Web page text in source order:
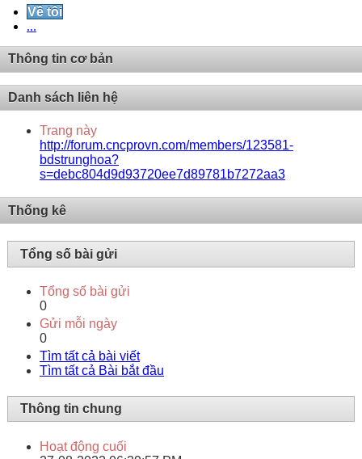
Về tôi
...
Thông tin cơ bản
Danh sách liên hệ
Trang này
http://forum.cncprovn.com/members/123581-
bdstrunghoa?
s=debc804d9d93720ee7d89781b7272aa3
Thống kê
Tổng số bài gửi
Tổng số bài gửi
0
Gửi mỗi ngày
0
Tìm tất cả bài viết
Tìm tất cả Bài bắt đầu
Thông tin chung
Hoạt động cuối